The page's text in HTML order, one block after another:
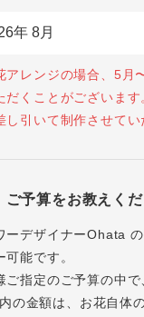
アレンジの場合、5月
だくことがございま
し引いて制作させてい
ご予算をお教えくだ
ーデザイナーOhata
可能です。
ご指定のご予算の中
の金額は、お花自体